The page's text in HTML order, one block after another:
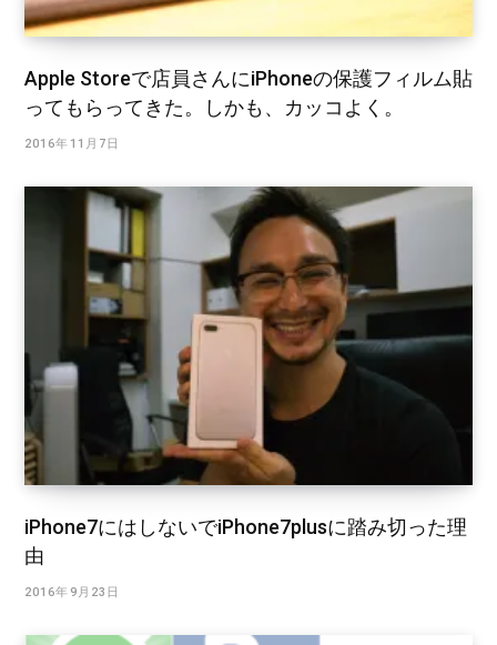
Apple Storeで店員さんにiPhoneの保護フィルム貼
ってもらってきた。しかも、カッコよく。
2016年11月7日
iPhone7にはしないでiPhone7plusに踏み切った理
由
2016年9月23日